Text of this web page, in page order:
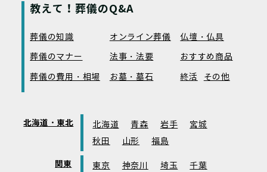
教えて！葬儀のQ&A
葬儀の知識 オンライン葬儀
仏壇・仏具
葬儀のマナー
法事・法要
おすすめ商品
葬儀の費用・相場
お墓・墓石 終活 その他
北海道・東北 北海道 青森 岩手
宮城
秋田
山形 福島
関東 東京 神奈川 埼玉
千葉